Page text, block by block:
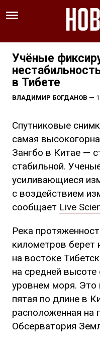
Учёные
в Тибете
ВЛАДИМИР БОГДАНОВ —
Спутниковые
самая
Зангбо в Китае —
стабильной.
усиливающиеся
с воздействием
сообщает Live
Река
километров берет
на востоке
на средней
уровнем моря. Это
пятая по длине в
расположенная на
Обсерватория